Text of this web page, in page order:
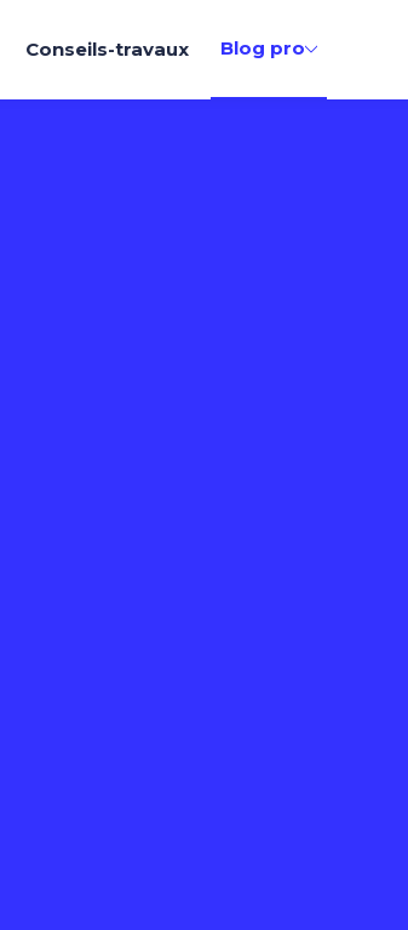
Conseils-travaux Blog pro